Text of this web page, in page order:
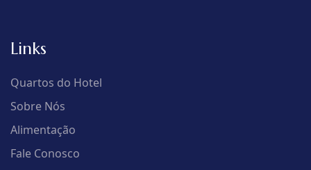
Links
Quartos do Hotel
Sobre Nós
Alimentação
Fale Conosco